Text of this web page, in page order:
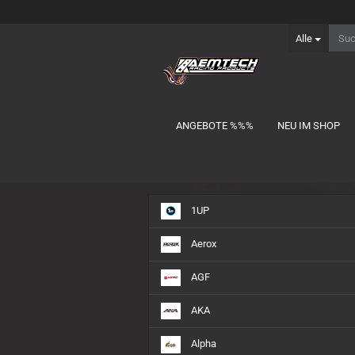
Alle
ANGEBOTE %%% NEU IM SHOP
Ersatzteile anzeigen
Carten
Hobbywing
Kyosho
Mugen
Schumacher
Serpent
1UP
Aerox
AGF
AKA
Alpha